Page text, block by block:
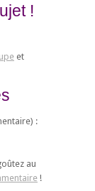
!
et
:
au
!